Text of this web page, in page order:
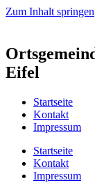
Zum Inhalt springen
Eifel
Startseite
Kontakt
Impressum
Startseite
Kontakt
Impressum